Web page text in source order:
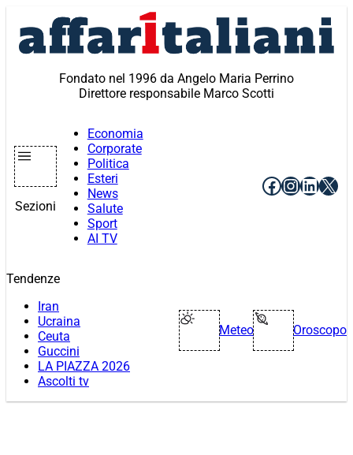
contenuto
Fondato nel 1996 da Angelo Maria Perrino
Direttore responsabile Marco Scotti
Sezioni
Economia
Corporate
Politica
Esteri
News
Salute
Sport
AI TV
Facebook
X
Tendenze
Iran
Ucraina
Ceuta
Guccini
LA PIAZZA 2026
Ascolti tv
Meteo Oroscopo